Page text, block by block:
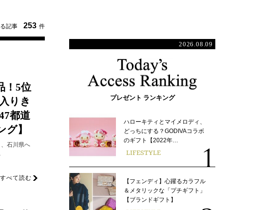
記事 253 件
！5位
りき
都道
】
石川県へ
すべて読む
2026.08.09
プレゼント ランキング
ハローキティとマイメロディ、
どっちにする？GODIVAコラボ
のギフト【2022年…
LIFESTYLE
【フェンディ】心躍るカラフル
＆メタリックな「プチギフト」
【ブランドギフト】